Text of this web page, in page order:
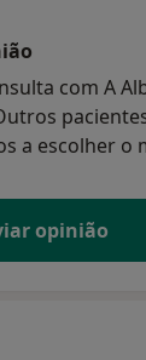
com A
a escolher o
opinião